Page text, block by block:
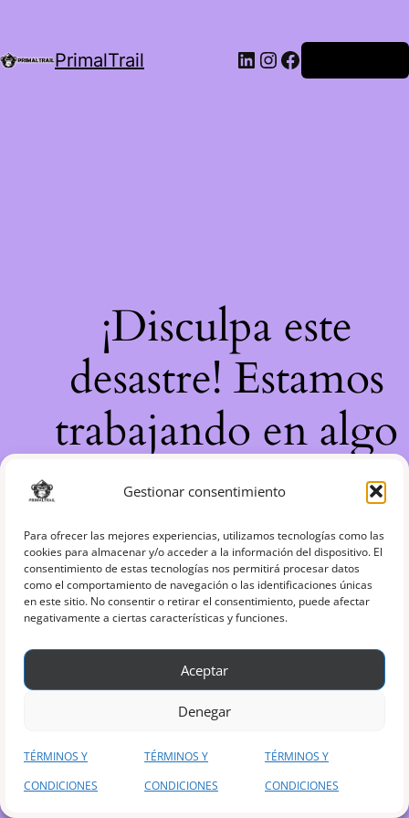
Gestionar consentimiento
Para ofrecer las mejores experiencias, utilizamos tecnologías como las
cookies para almacenar y/o acceder a la información del dispositivo. El
consentimiento de estas tecnologías nos permitirá procesar datos
como el comportamiento de navegación o las identificaciones únicas
en este sitio. No consentir o retirar el consentimiento, puede afectar
negativamente a ciertas características y funciones.
Aceptar
Denegar
TÉRMINOS Y
CONDICIONES
TÉRMINOS Y
CONDICIONES
TÉRMINOS Y
CONDICIONES
PrimalTrail LinkedIn
Instagram
Facebook
¡Disculpa este
desastre! Estamos
trabajando en algo
increíble, ¡vuelve
pronto!